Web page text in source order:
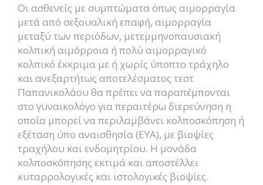
Οι ασθενείς με συμπτώματα όπως αιμορραγία
μετά από σεξουαλική επαφή, αιμορραγία
μεταξύ των περιόδων, μετεμμηνοπαυσιακή
κολπική αιμόρροια ή πολύ αιμορραγικό
κολπικό έκκριμα με ή χωρίς ύποπτο τράχηλο
και ανεξαρτήτως αποτελέσματος τεστ
Παπανικολάου θα πρέπει να παραπέμπονται
στο γυναικολόγο για περαιτέρω διερεύνηση η
οποία μπορεί να περιλαμβάνει κολποσκόπηση ή
εξέταση ύπο αναισθησία (ΕΥΑ), με βιοψίες
τραχήλου και ενδομητρίου. Η μονάδα
κολποσκόπησης εκτιμά και αποστέλλει
κυταρρολογικές και ιστολογικές βιοψίες.